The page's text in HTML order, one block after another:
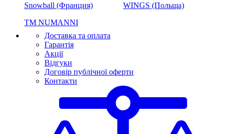
Snowball (Франция)
WINGS (Польща)
ТМ NUMANNI
Доставка та оплата
Гарантія
Акції
Відгуки
Договір публічної оферти
Контакти